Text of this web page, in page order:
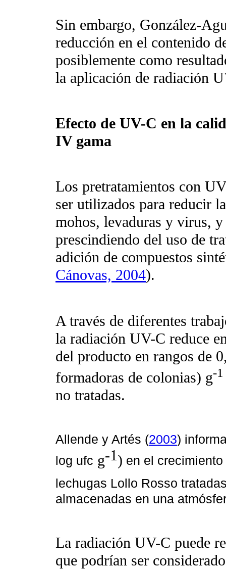
Sin embargo, González-
reducción en el contenido
posiblemente como
la aplicación de radiación
Efecto de UV-C en la
IV gama
Los pretratamientos con
ser utilizados para reducir
mohos, levaduras y virus,
prescindiendo del uso de
adición de compuestos
Cánovas, 2004).
A través de diferentes
la radiación UV-C reduce
del producto en rangos de
formadoras de colonias) g-1
no tratadas.
Allende y Artés (2003)
log ufc g-1) en el
lechugas Lollo Rosso
almacenadas en una
La radiación UV-C puede
que podrían ser